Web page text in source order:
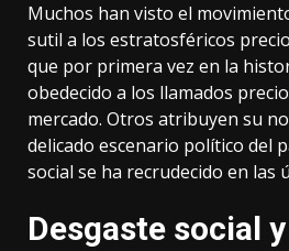
Muchos han visto el
sutil a los estratosféricos
que por primera vez en la
obedecido a los llamados
mercado. Otros atribuyen su
delicado escenario político del
social se ha recrudecido en las
Desgaste social